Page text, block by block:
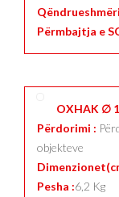
Përmbajtja e
OXHAK ∅
Përdorimi :
objekteve
Pesha :6,2 Kg